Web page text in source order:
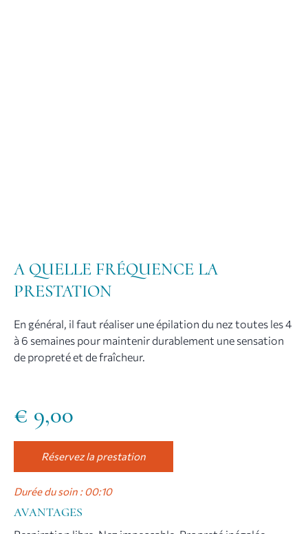
A QUELLE FRÉQUENCE LA
PRESTATION
En général, il faut réaliser une épilation du nez toutes les 4
à 6 semaines pour maintenir durablement une sensation
de propreté et de fraîcheur.
€ 9,00
Réservez la prestation
Durée du soin : 00:10
AVANTAGES